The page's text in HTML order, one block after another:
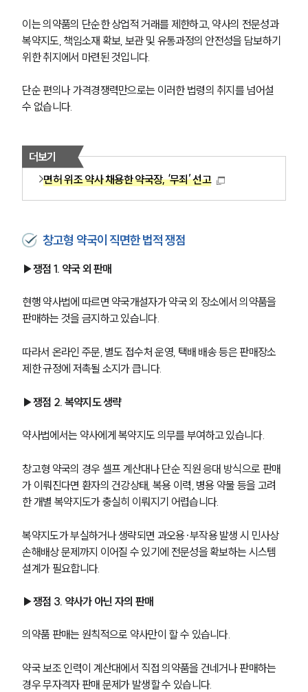
이는 의약품의 단순한 상업적 거래를 제한하고, 약사의 전문성과
복약지도, 책임소재 확보, 보관 및 유통과정의 안전성을 담보하기
위한 취지에서 마련된 것입니다.
단순 편의나 가격경쟁력만으로는 이러한 법령의 취지를 넘어설
수 없습니다.
더보기
면허 위조 약사 채용한 약국장, ‘무죄’ 선고
창고형 약국이 직면한 법적 쟁점
▶쟁점 1. 약국 외 판매
현행 약사법에 따르면 약국개설자가 약국 외 장소에서 의약품을
판매하는 것을 금지하고 있습니다.
따라서 온라인 주문, 별도 접수처 운영, 택배 배송 등은 판매장소
제한 규정에 저촉될 소지가 큽니다.
▶쟁점 2. 복약지도 생략
약사법에서는 약사에게 복약지도 의무를 부여하고 있습니다.
창고형 약국의 경우 셀프 계산대나 단순 직원 응대 방식으로 판매
가 이뤄진다면 환자의 건강상태, 복용 이력, 병용 약물 등을 고려
한 개별 복약지도가 충실히 이뤄지기 어렵습니다.
복약지도가 부실하거나 생략되면 과오용·부작용 발생 시 민사상
손해배상 문제까지 이어질 수 있기에 전문성을 확보하는 시스템
설계가 필요합니다.
▶쟁점 3. 약사가 아닌 자의 판매
의약품 판매는 원칙적으로 약사만이 할 수 있습니다.
약국 보조 인력이 계산대에서 직접 의약품을 건네거나 판매하는
경우 무자격자 판매 문제가 발생할 수 있습니다.